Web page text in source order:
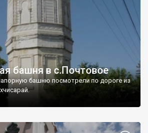
башня в с.Почтовое
башню посмотрели по дороге из